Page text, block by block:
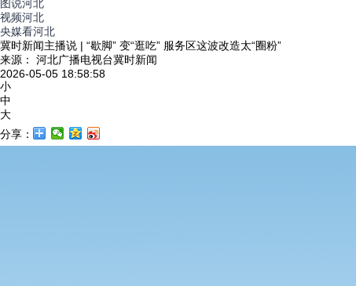
图说河北
视频河北
央媒看河北
冀时新闻主播说 | “歇脚” 变“逛吃” 服务区这波改造太“圈粉”
来源： 河北广播电视台冀时新闻
2026-05-05 18:58:58
小
中
大
分享：